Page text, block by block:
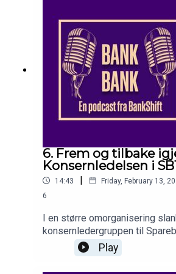
Lise Aanes, Martin Fuglseth
HolsenProdusent: Lise Aanes
6. Frem og tilbake
Konsernledelsen i
14:43 | Friday, February 13,
6
I en større omorganisering
konsernledergruppen til
Norge fra 13 til seks
skal rapportere direkte til
Play